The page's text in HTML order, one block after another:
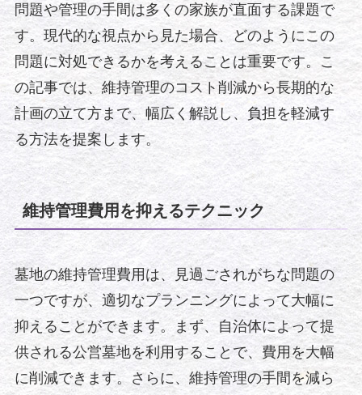
問題や管理の手間は多くの家族が直面する課題で
す。現代的な視点から見た場合、どのようにこの
問題に対処できるかを考えることは重要です。こ
の記事では、維持管理のコスト削減から長期的な
計画の立て方まで、幅広く解説し、負担を軽減す
る方法を提案します。
維持管理費用を抑えるテクニック
墓地の維持管理費用は、見過ごされがちな問題の
一つですが、適切なプランニングによって大幅に
抑えることができます。まず、自治体によって提
供される公営墓地を利用することで、費用を大幅
に削減できます。さらに、維持管理の手間を減ら